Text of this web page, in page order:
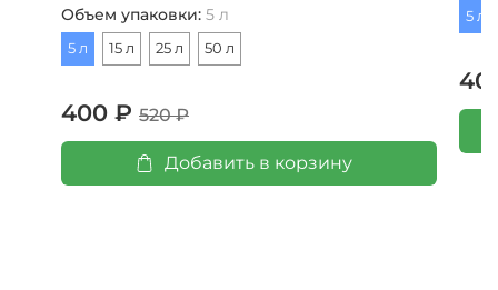
Объем упаковки: 5 л
5 л 15 л 25 л 50 л
400 ₽ 520 ₽
Добавить в корзину
5 л